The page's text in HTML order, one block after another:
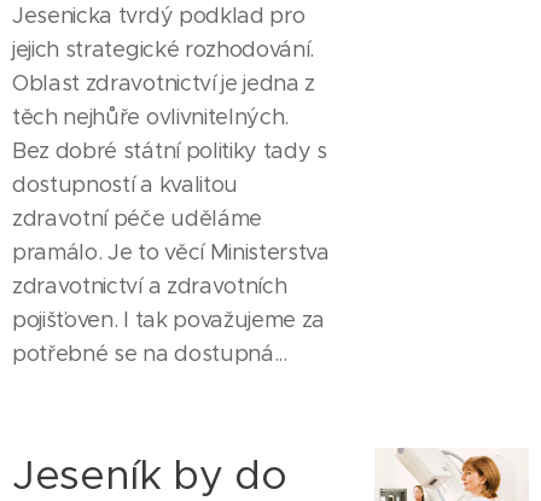
Jesenicka tvrdý podklad pro
jejich strategické rozhodování.
Oblast zdravotnictví je jedna z
těch nejhůře ovlivnitelných.
Bez dobré státní politiky tady s
dostupností a kvalitou
zdravotní péče uděláme
pramálo. Je to věcí Ministerstva
zdravotnictví a zdravotních
pojišťoven. I tak považujeme za
potřebné se na dostupná...
Jeseník by do